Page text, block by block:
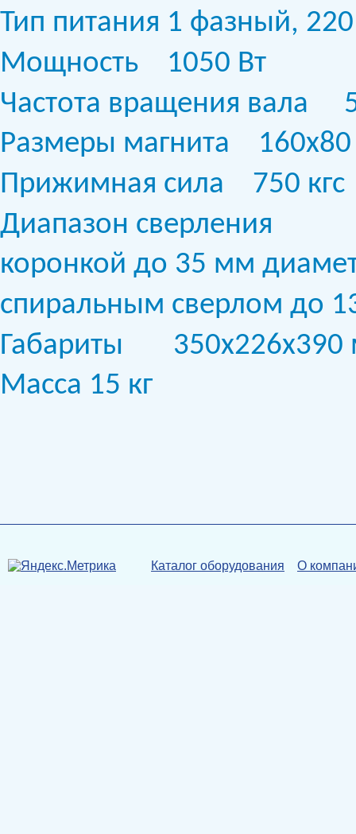
Тип питания 1 фазный,
Мощность
1050 Вт
Частота вращения вала
Размеры магнита
Прижимная сила
750 кгс
Диапазон сверления
коронкой до 35 мм
спиральным сверлом до
Габариты
Масса 15 кг
Каталог оборудования О